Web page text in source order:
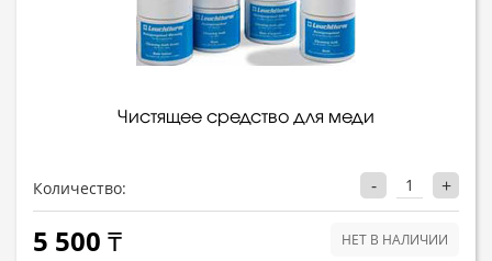
Чистящее средство для меди
Количество: - +
5 500 ₸ НЕТ В НАЛИЧИИ